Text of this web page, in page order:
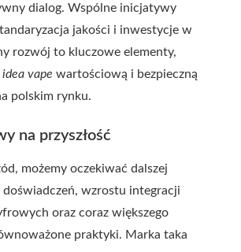
dialog. Wspólne inicjatywy
jakości i inwestycje w
rozwój to kluczowe elementy,
idea vape wartościową i bezpieczną
polskim rynku.
na przyszłość
możemy oczekiwać dalszej
doświadczeń, wzrostu integracji
oraz coraz większego
praktyki. Marka taka